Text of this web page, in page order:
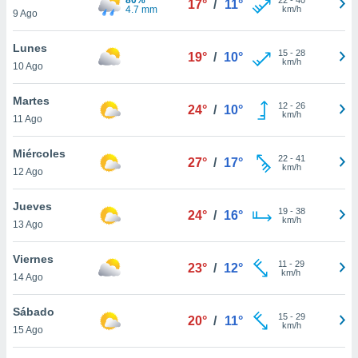
en
más
nuestra
y
de
disponible
cookies
aceptar
de
9 Ago
4.7 mm
17° / 11°
km/h
Lunes
10 Ago
19° / 10° 15- 28
km/h
Martes
11 Ago
24° / 10° 12- 26
km/h
Miércoles
12 Ago
27° / 17° 22- 41
km/h
Jueves
13 Ago
24° / 16° 19- 38
km/h
Viernes
14 Ago
23° / 12° 11 - 29
km/h
Sábado
15 Ago
20° / 11° 15- 29
km/h